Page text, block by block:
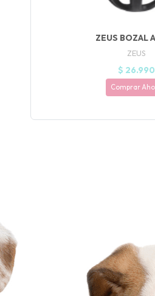
ZEUS BOZAL
ZEUS
$ 26.990
Comprar